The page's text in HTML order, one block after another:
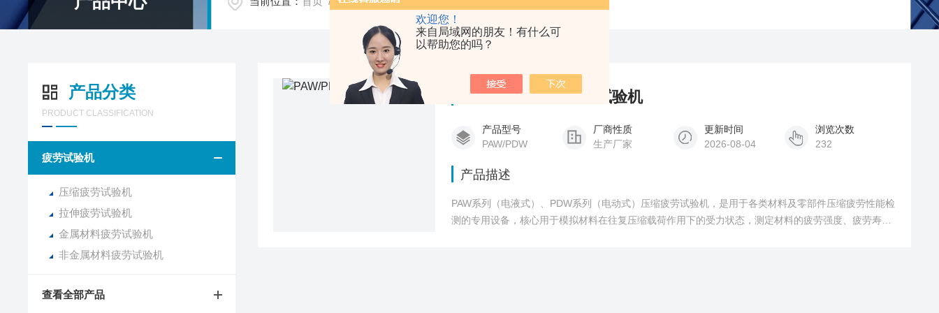
欢迎您！
来自局域网的朋友！有什么可
以帮助您的吗？
产品分类
PRODUCT CLASSIFICATION
疲劳试验机
压缩疲劳试验机
拉伸疲劳试验机
金属材料疲劳试验机
非金属材料疲劳试验机
查看全部产品
PAW/PDW压缩疲劳试验机
产品型号
PAW/PDW
厂商性质
生产厂家
更新时间
2026-08-04
浏览次数
232
产品描述
PAW系列（电液式）、PDW系列（电动式）压缩疲劳试验机，是用于各类材料及零部件压缩疲劳性能检
测的专用设备，核心用于模拟材料在往复压缩载荷作用下的受力状态，测定材料的疲劳强度、疲劳寿